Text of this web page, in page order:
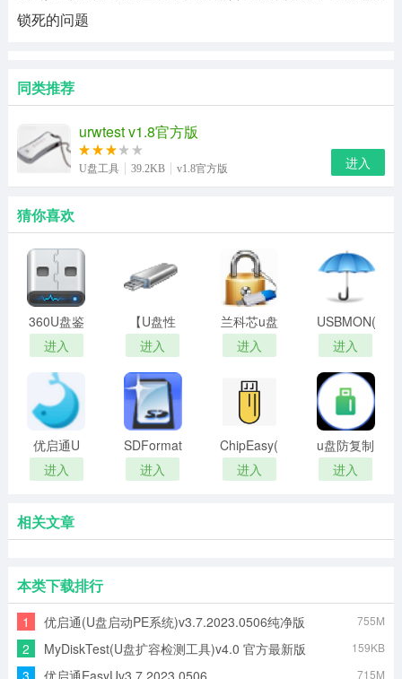
锁死的问题
同类推荐
urwtest v1.8官方版
U盘工具 39.2KB v1.8官方版 进入
猜你喜欢
360U盘鉴
定工具
进入
【U盘性
能检测工
具】
ChipGenius
进入
兰科芯u盘
加密工具
进入
USBMON(U
盘监控软
件)
进入
优启通U
盘启动盘
制作软件
进入
SDFormatter
进入
ChipEasy(u
盘芯片检
测工具)
进入
u盘防复制
软件系统
(U盘加密
进入
相关文章
本类下载排行
1 优启通(U盘启动PE系统)v3.7.2023.0506纯净版 755M
2 MyDiskTest(U盘扩容检测工具)v4.0 官方最新版 159KB
3 优启通EasyUv3.7.2023.0506 715M